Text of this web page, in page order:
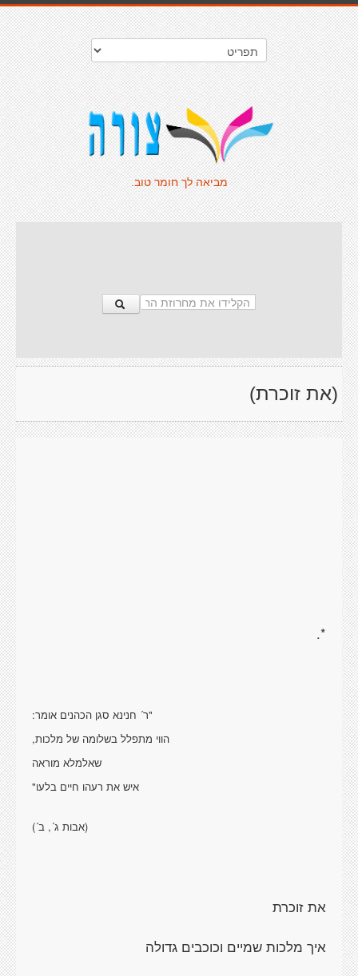
מביאה לך חומר טוב.
(את זוכרת)
*.
"ר´ חנינא סגן הכהנים אומר:
הווי מתפלל בשלומה של מלכות,
שאלמלא מוראה
איש את רעהו חיים בלעו"
(אבות ג´, ב´)
את זוכרת
איך מלכות שמיים וכוכבים גדולה